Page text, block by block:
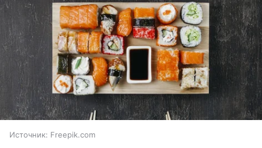
Источник: Freepik.com